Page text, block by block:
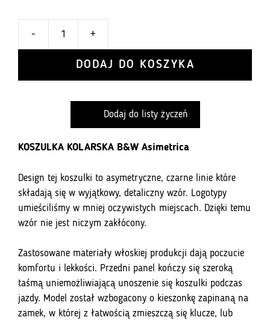
-
kolarska
Asimetrica
+
DODAJ DO KOSZYKA
Dodaj do listy życzeń
KOSZULKA KOLARSKA B&W Asimetrica
Design tej koszulki to asymetryczne, czarne linie które
składają się w wyjątkowy, detaliczny wzór. Logotypy
umieściliśmy w mniej oczywistych miejscach. Dzięki temu
wzór nie jest niczym zakłócony.
Zastosowane materiały włoskiej produkcji dają poczucie
komfortu i lekkości. Przedni panel kończy się szeroką
taśmą uniemożliwiającą unoszenie się koszulki podczas
jazdy. Model został wzbogacony o kieszonkę zapinaną na
zamek, w której z łatwością zmieszczą się klucze, lub